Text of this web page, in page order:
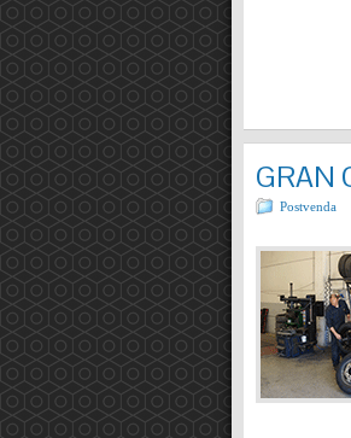
GRAN
Postvenda